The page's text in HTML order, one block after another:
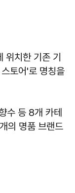
치한 기존 기
토어'로 명칭을
수 등 8개 카테
의 명품 브랜드